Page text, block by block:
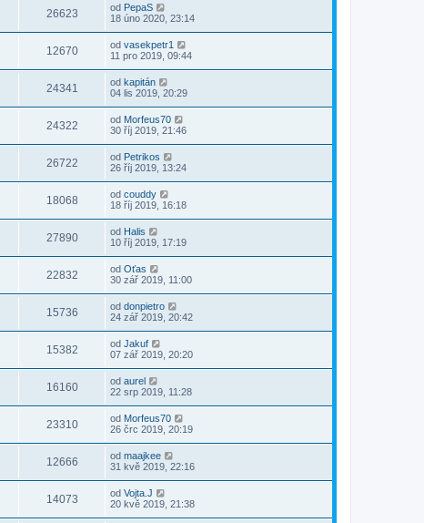
26623 od PepaS
18 úno 2020, 23:14
12670 od vasekpetr1
11 pro 2019, 09:44
24341 od kapitán
04 lis 2019, 20:29
24322 od Morfeus70
30 říj 2019, 21:46
26722 od Petrikos
26 říj 2019, 13:24
18068 od couddy
18 říj 2019, 16:18
27890 od Halis
10 říj 2019, 17:19
22832 od Oťas
30 zář 2019, 11:00
15736 od donpietro
24 zář 2019, 20:42
15382 od Jakuf
07 zář 2019, 20:20
16160 od aurel
22 srp 2019, 11:28
23310 od Morfeus70
26 črc 2019, 20:19
12666 od maajkee
31 kvě 2019, 22:16
14073 od Vojta.J
20 kvě 2019, 21:38